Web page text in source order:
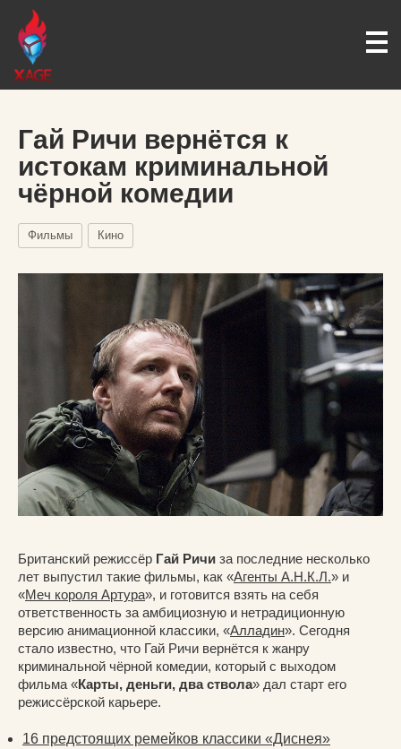
Гай Ричи вернётся к
истокам криминальной
чёрной комедии
Фильмы Кино
Британский режиссёр Гай Ричи за последние несколько
лет выпустил такие фильмы, как «Агенты А.Н.К.Л.» и
«Меч короля Артура», и готовится взять на себя
ответственность за амбициозную и нетрадиционную
версию анимационной классики, «Алладин». Сегодня
стало известно, что Гай Ричи вернётся к жанру
криминальной чёрной комедии, который с выходом
фильма «Карты, деньги, два ствола» дал старт его
режиссёрской карьере.
16 предстоящих ремейков классики «Диснея»